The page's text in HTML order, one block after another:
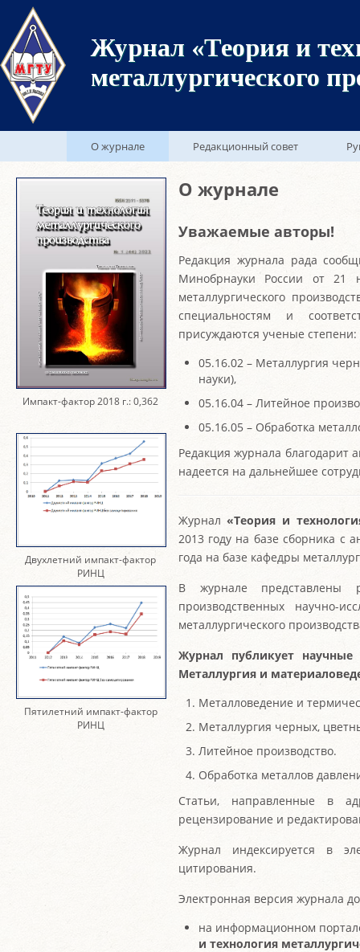
Журнал «Теория и
металлургического
О журнале Редакционный совет
Импакт-фактор 2018 г.: 0,362
Двухлетний импакт-фактор
РИНЦ
Пятилетний импакт-фактор
РИНЦ
О журнале
Уважаемые авторы!
Редакция журнала рада
Минобрнауки России от 21
металлургического
специальностям и
присуждаются ученые степени:
05.16.02 – Металлургия
науки),
05.16.04 – Литейное
05.16.05 – Обработка
Редакция журнала благодарит
надеется на дальнейшее
Журнал«Теория и
2013 году на базе сборника с
года на базе кафедры
В журнале представлены
производственных научно-
металлургического
Журнал публикует научные
Металлургия и
Металловедение и
Металлургия черных,
Литейное производство.
Обработка металлов
Статьи, направленные в
рецензирование и
Журнал индексируется в
цитирования.
Электронная версия журнала
на информационном
и технология